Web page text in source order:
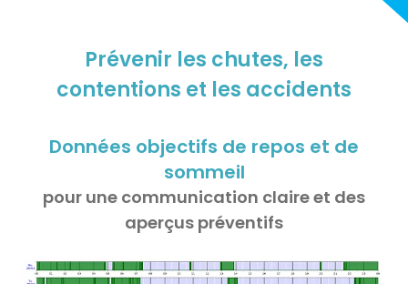
Prévenir les chutes, les
contentions et les accidents
Données objectifs de repos et de
sommeil
pour une communication claire et des
aperçus préventifs